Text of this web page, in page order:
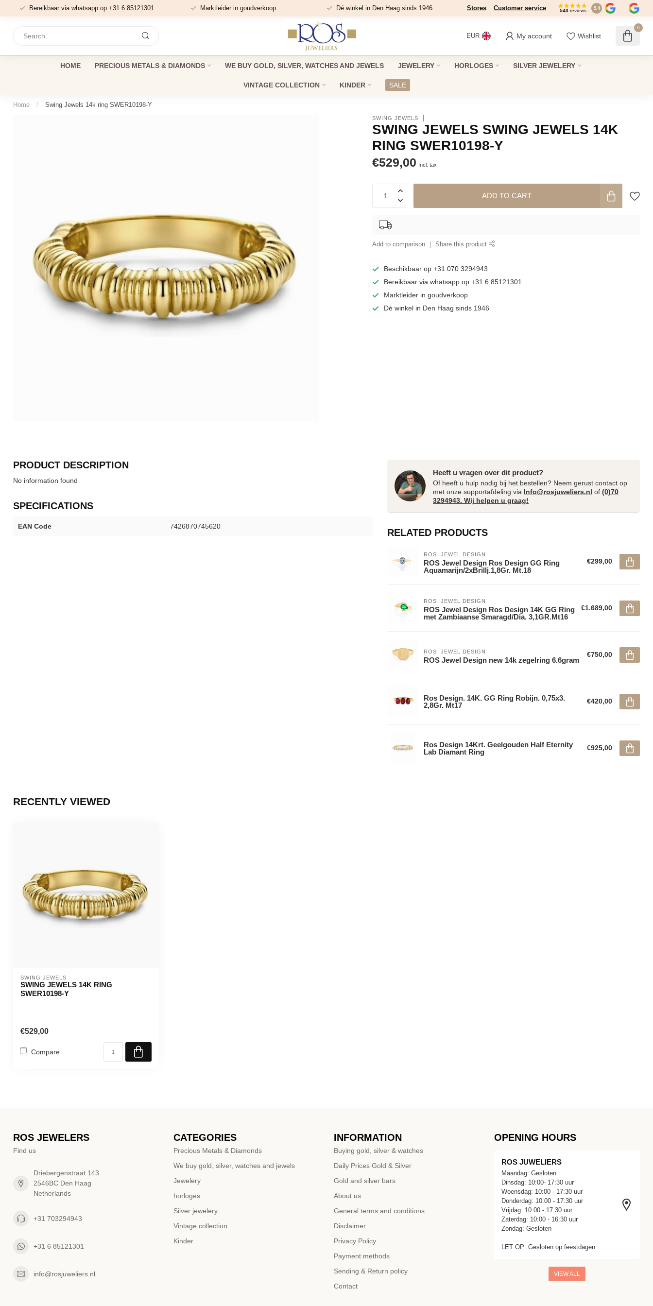
Bereikbaar via whatsapp op +31 6 85121301 Marktleider in goudverkoop Dé winkel in Den Haag sinds 1946 Stores Customer service 543 reviews 9.4
EUR My account Wishlist
0
HOME PRECIOUS METALS & DIAMONDS WE BUY GOLD, SILVER, WATCHES AND JEWELS JEWELERY HORLOGES SILVER JEWELERY
VINTAGE COLLECTION KINDER SALE
Home / Swing Jewels 14k ring SWER10198-Y
SWING JEWELS
SWING JEWELS SWING JEWELS 14K
RING SWER10198-Y
€529,00 Incl. tax
ADD TO CART
Add to comparison Share this product
Beschikbaar op +31 070 3294943
Bereikbaar via whatsapp op +31 6 85121301
Marktleider in goudverkoop
Dé winkel in Den Haag sinds 1946
PRODUCT DESCRIPTION
No information found
SPECIFICATIONS
EAN Code 7426870745620
Heeft u vragen over dit product?
Of heeft u hulp nodig bij het bestellen? Neem gerust contact op
met onze supportafdeling via Info@rosjuweliers.nl of (0)70
3294943. Wij helpen u graag!
RELATED PRODUCTS
ROS  JEWEL DESIGN
ROS Jewel Design Ros Design GG Ring
Aquamarijn/2xBrillj.1,8Gr. Mt.18
€299,00
ROS  JEWEL DESIGN
ROS Jewel Design Ros Design 14K GG Ring
met Zambiaanse Smaragd/Dia. 3,1GR.Mt16
€1.689,00
ROS  JEWEL DESIGN
ROS Jewel Design new 14k zegelring 6.6gram
€750,00
Ros Design. 14K. GG Ring Robijn. 0,75x3.
2,8Gr. Mt17
€420,00
Ros Design 14Krt. Geelgouden Half Eternity
Lab Diamant Ring
€925,00
RECENTLY VIEWED
SWING JEWELS
SWING JEWELS 14K RING
SWER10198-Y
€529,00
Compare
ROS JEWELERS
Find us
Driebergenstraat 143
2546BC Den Haag
Netherlands
+31 703294943
+31 6 85121301
info@rosjuweliers.nl
CATEGORIES
Precious Metals & Diamonds
We buy gold, silver, watches and jewels
Jewelery
horloges
Silver jewelery
Vintage collection
Kinder
INFORMATION
Buying gold, silver & watches
Daily Prices Gold & Silver
Gold and silver bars
About us
General terms and conditions
Disclaimer
Privacy Policy
Payment methods
Sending & Return policy
Contact
OPENING HOURS
ROS JUWELIERS
Maandag: Gesloten
Dinsdag: 10:00- 17:30 uur
Woensdag: 10:00 - 17:30 uur
Donderdag: 10:00 - 17:30 uur
Vrijdag: 10:00 - 17:30 uur
Zaterdag: 10:00 - 16:30 uur
Zondag: Gesloten
LET OP: Gesloten op feestdagen
VIEW ALL